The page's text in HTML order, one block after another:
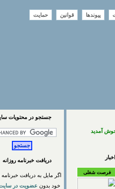
پیوندها قوانین حمایت
آمدید
فرصت شغلی
جستجو در محتويات
دریافت خبرنامه روزانه
اگر مایل به دریافت خبرنامه
خود بدون عضویت در